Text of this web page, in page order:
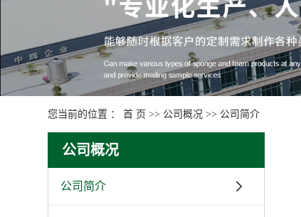
您当前的位置 ：首 页 >> 公司概况 >> 公司简介
公司概况
公司简介